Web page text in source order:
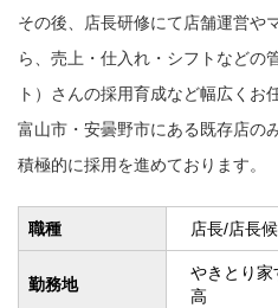
その後、店長研修にて店舗運営や
ら、売上・仕入れ・シフトなどの
ト）さんの採用育成など幅広くお
富山市・安曇野市にある既存店の
積極的に採用を進めております。
職種 店長/店長
勤務地
やきとり家
高